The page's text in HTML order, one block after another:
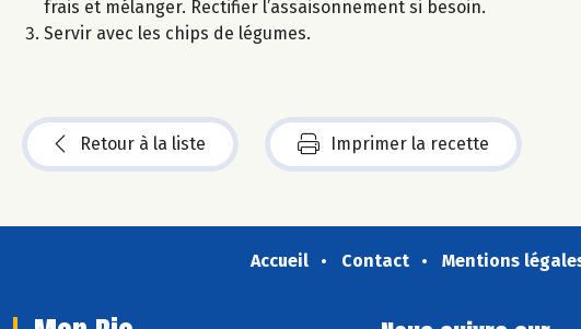
frais et mélanger. Rectifier l’assaisonnement si besoin.
Servir avec les chips de légumes.
Retour à la liste Imprimer la recette
Accueil Contact Mentions